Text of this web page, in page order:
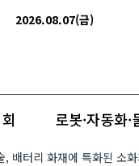
2026.08.07(금)
로봇·자동화·
배터리 화재에 특화된 소